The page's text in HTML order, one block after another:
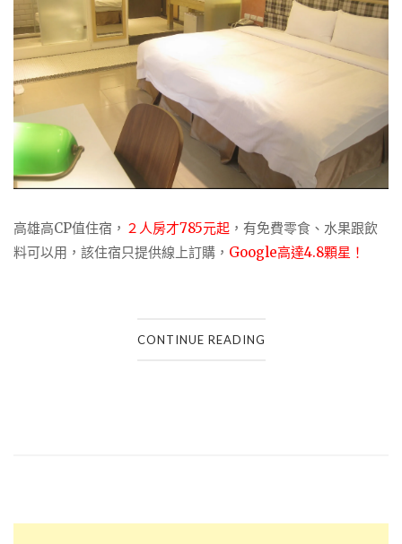
高雄高CP值住宿， ２人房才785元起 ，有免費零食、水果跟飲
料可以用，該住宿只提供線上訂購， Google高達4.8顆星！
CONTINUE READING